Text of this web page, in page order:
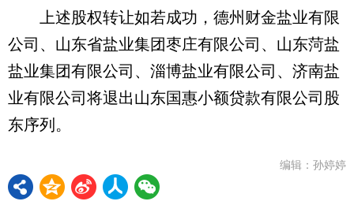
上述股权转让如若成功，德州财金盐业有限
公司、山东省盐业集团枣庄有限公司、山东菏盐
盐业集团有限公司、淄博盐业有限公司、济南盐
业有限公司将退出山东国惠小额贷款有限公司股
东序列。
编辑：孙婷婷